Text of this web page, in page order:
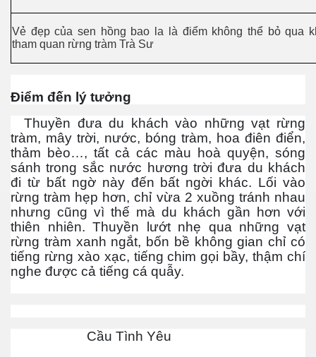
Vẻ đẹp của sen hồng bao la là điểm không thể bỏ qua
tham quan rừng tràm Trà Sư
Điểm đến lý tưởng
Thuyền đưa du khách vào những vạt rừng
tràm, mây trời, nước, bóng tràm, hoa điên điển,
thảm bèo…, tất cả các màu hoà quyện, sóng
sánh trong sắc nước hương trời đưa du khách
đi từ bất ngờ này đến bất ngời khác. Lối vào
rừng tràm hẹp hơn, chỉ vừa 2 xuồng tránh nhau
nhưng cũng vì thế mà du khách gần hơn với
thiên nhiên. Thuyền lướt nhẹ qua những vạt
rừng tràm xanh ngắt, bốn bề không gian chỉ có
tiếng rừng xào xạc, tiếng chim gọi bầy, thậm chí
nghe được cả tiếng cá quẫy.
Cầu Tình Yêu
2